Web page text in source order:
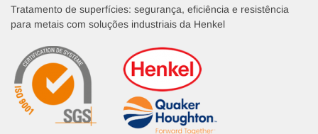
Tratamento de superfícies: segurança, eficiência e resistência
para metais com soluções industriais da Henkel